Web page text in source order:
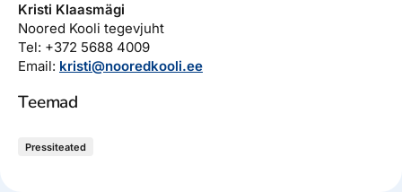
Kristi Klaasmägi
Noored Kooli tegevjuht
Tel: +372 5688 4009
Email: kristi@nooredkooli.ee
Teemad
Pressiteated